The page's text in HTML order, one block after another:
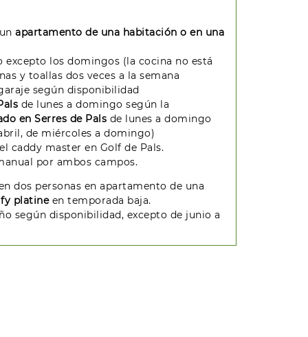
unapartamento de una habitación o en una
excepto los domingos (la cocina no está
y toallas dos veces a la semana
según disponibilidad
de lunes a domingo según la
en Serres de Pals de lunes a domingo
de miércoles a domingo)
caddy master en Golf de Pals.
por ambos campos.
dos personas en apartamento de una
platine en temporada baja.
según disponibilidad, excepto de junio a